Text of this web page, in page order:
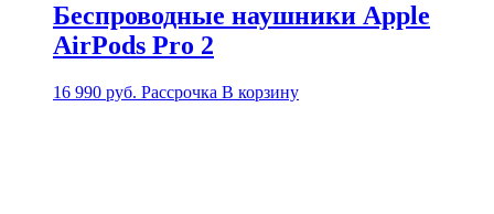
Беспроводные наушники Apple
AirPods Pro 2
16 990 руб. Рассрочка В корзину